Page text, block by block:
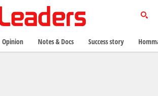
Opinion Notes & Docs Success story